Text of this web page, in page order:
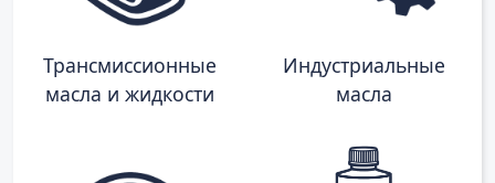
Трансмиссионные
масла и жидкости
Индустриальные
масла